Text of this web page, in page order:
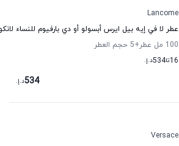
Lancome
عطر لا في إيه بيل ايرس أبسولو أو دي بارفيوم للنساء
100 مل عطر
+5
حجم العطر
16تا534د.إ.
534د.إ.
Versace